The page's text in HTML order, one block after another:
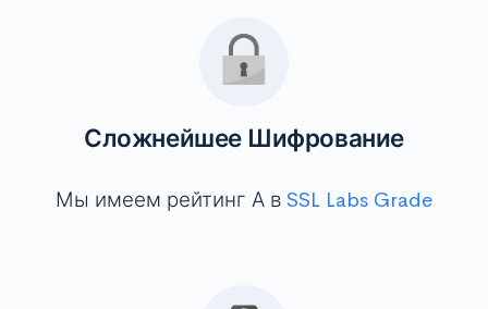
Сложнейшее Шифрование
Мы имеем рейтинг А в SSL Labs Grade